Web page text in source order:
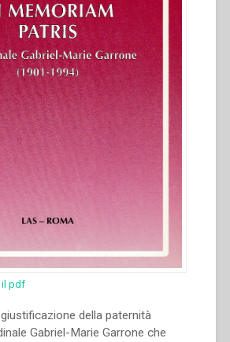
il pdf
della paternità
Gabriel-Marie Garrone che